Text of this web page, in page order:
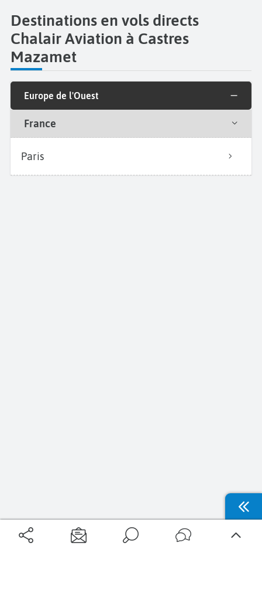
Destinations en vols directs
Chalair Aviation à Castres
Mazamet
Europe de l'Ouest
France
Paris